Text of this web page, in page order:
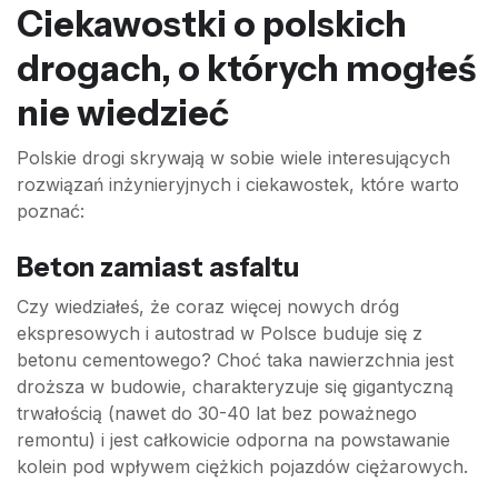
Ciekawostki o polskich
drogach, o których mogłeś
nie wiedzieć
Polskie drogi skrywają w sobie wiele interesujących
rozwiązań inżynieryjnych i ciekawostek, które warto
poznać:
Beton zamiast asfaltu
Czy wiedziałeś, że coraz więcej nowych dróg
ekspresowych i autostrad w Polsce buduje się z
betonu cementowego? Choć taka nawierzchnia jest
droższa w budowie, charakteryzuje się gigantyczną
trwałością (nawet do 30-40 lat bez poważnego
remontu) i jest całkowicie odporna na powstawanie
kolein pod wpływem ciężkich pojazdów ciężarowych.